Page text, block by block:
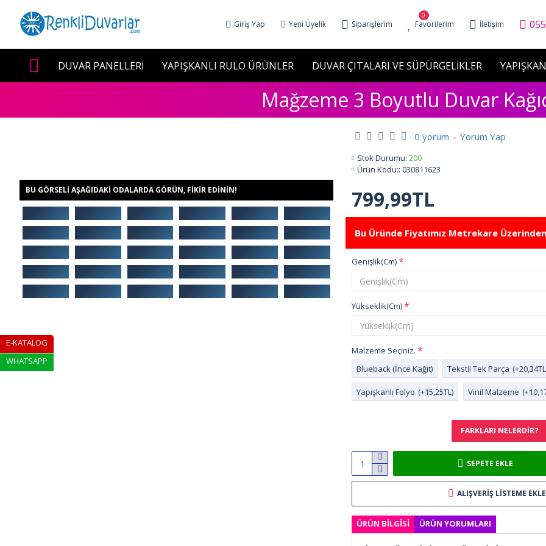
Giriş Yap Yeni Üyelik Siparişlerim Favorilerim
0
İletişim
DUVAR PANELLERİ YAPIŞKANLI RULO ÜRÜNLER DUVAR ÇITALARI VE SÜPÜRGELİKLER
Mağzeme 3 Boyutlu Duvar
BU GÖRSELI AŞAĞIDAKI ODALARDA GÖRÜN, FIKIR EDININ!
FARKLARI NELERDIR?
Bu Üründe Fiyatımız Metrekare
Stok Durumu: 200
Ürün Kodu:: 030811623
0 yorum - Yorum Yap
799,99TL
Genişlik(Cm)
Yükseklik(Cm)
Malzeme Seçiniz.
Blueback (İnce Kağıt)
Tekstil Tek Parça
Yapışkanlı Folyo (+15,25TL) Vinil Malzeme
SEPETE EKLE
ALIŞVERIŞ LISTEME EKLE
ÜRÜN BILGISI ÜRÜN YORUMLARI
E-KATALOG
WHATSAPP